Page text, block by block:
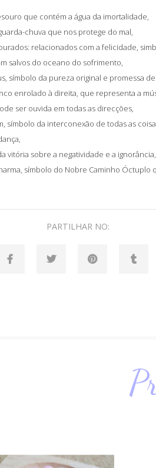
que contém a água da imortalidade,
chuva que nos protege do mal,
relacionados com a felicidade,
salvos do oceano do sofrimento,
símbolo da pureza original e promessa de
enrolado à direita, que representa a
ser ouvida em todas as direcções,
símbolo da interconexão de todas as
vitória sobre a negatividade e a ignorância,
símbolo do Nobre Caminho Óctuplo
PARTILHAR NO: